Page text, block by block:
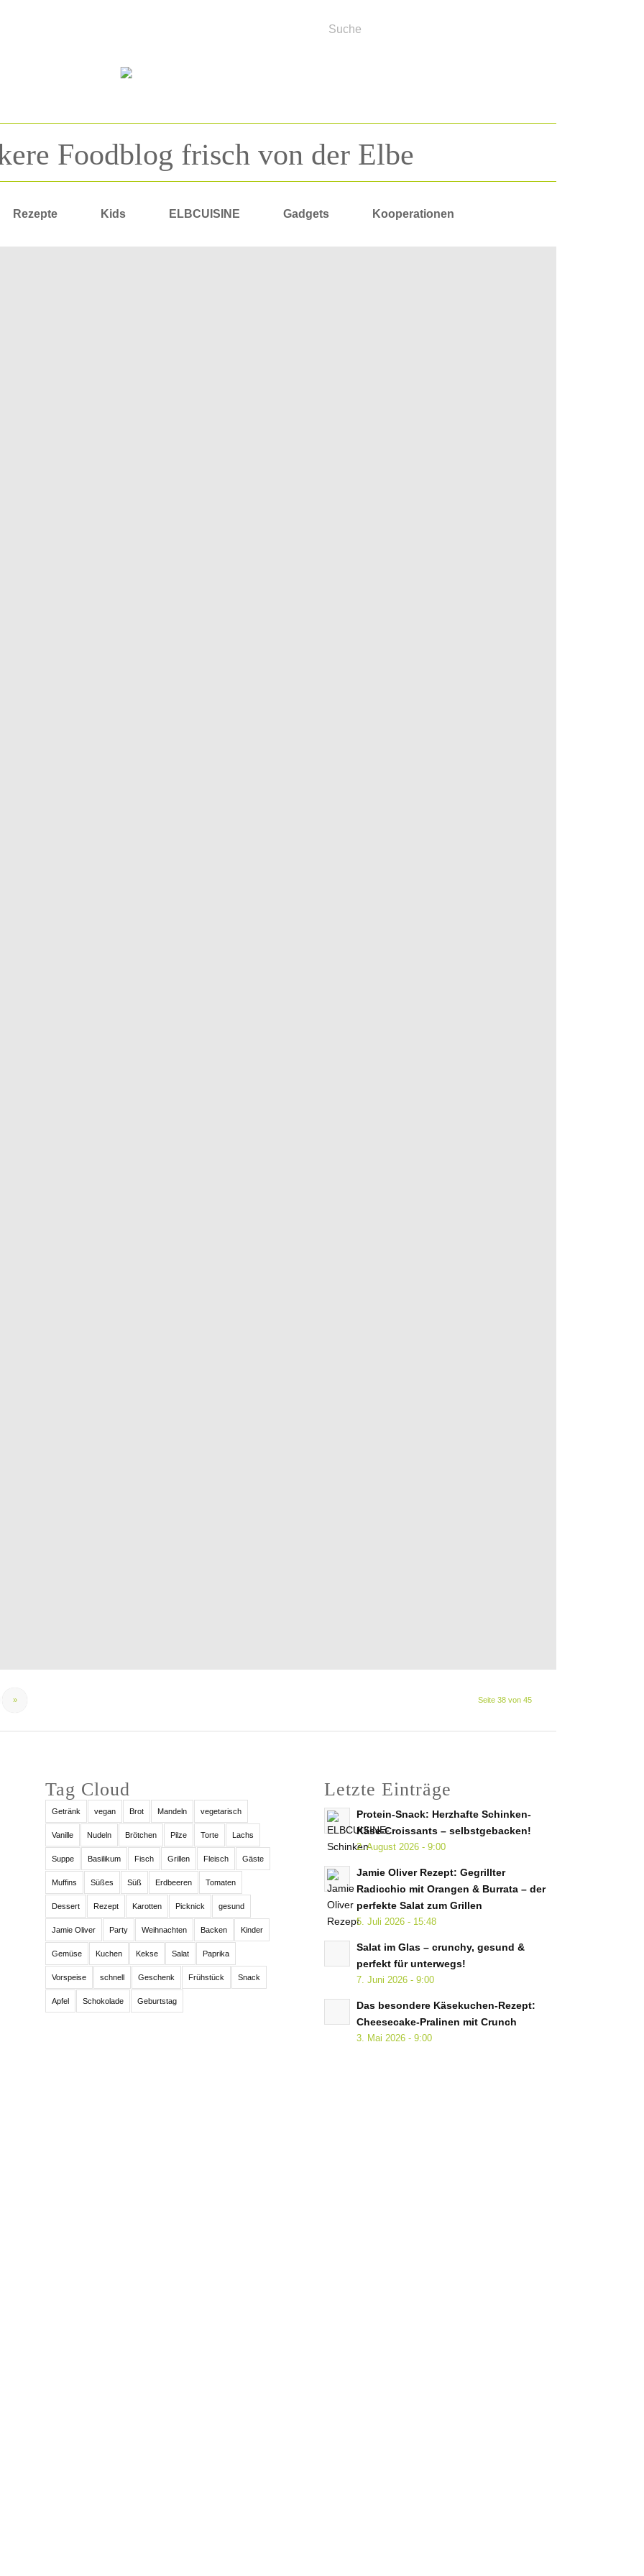
Foodblog frisch von der Elbe
Rezepte Kids ELBCUISINE Gadgets Kooperationen
Seite 38 von 45
»
Tag Cloud
Getränk vegan Brot Mandeln vegetarisch
Vanille Nudeln Brötchen Pilze Torte Lachs
Suppe Basilikum Fisch Grillen Fleisch Gäste
Muffins Süßes Süß Erdbeeren Tomaten
Dessert Rezept Karotten Picknick gesund
Jamie Oliver Party Weihnachten Backen Kinder
Gemüse Kuchen Kekse Salat Paprika
Vorspeise schnell Geschenk Frühstück Snack
Apfel Schokolade Geburtstag
Letzte Einträge
Protein-Snack: Herzhafte Schinken-
Käse-Croissants – selbstgebacken!
2. August 2026 - 9:00
Jamie Oliver Rezept: Gegrillter
Radicchio mit Orangen & Burrata – der
perfekte Salat zum Grillen
5. Juli 2026 - 15:48
Salat im Glas – crunchy, gesund &
perfekt für unterwegs!
7. Juni 2026 - 9:00
Das besondere Käsekuchen-Rezept:
Cheesecake-Pralinen mit Crunch
3. Mai 2026 - 9:00